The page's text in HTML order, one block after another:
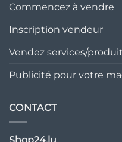
Commencez à vendre
Inscription vendeur
Vendez services/
Publicité pour votre
CONTACT